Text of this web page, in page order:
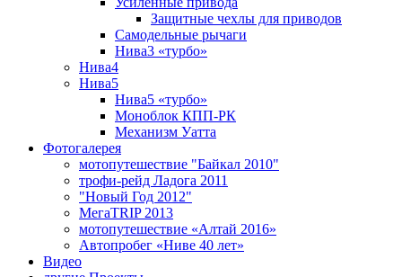
Защитные чехлы для приводов
Самодельные рычаги
Нива3 «турбо»
Нива4
Нива5
Нива5 «турбо»
Моноблок КПП-РК
Механизм Уатта
Фотогалерея
мотопутешествие "Байкал 2010"
трофи-рейд Ладога 2011
"Новый Год 2012"
МегаTRIP 2013
мотопутешествие «Алтай 2016»
Автопробег «Ниве 40 лет»
Видео